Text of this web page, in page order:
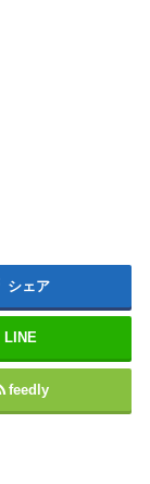
シェア
LINE
feedly